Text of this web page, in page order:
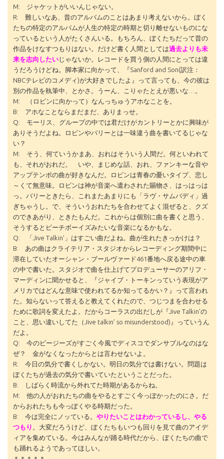
M: ジャケットがいいんじゃない。
R: 難しいなあ、昔のアルバムのことはあまり考えないから。ぼく
たちの特定のアルバムが人生の特定の時期と切り離せないものにな
っているという人がたくさんいる。もちろん、ぼくたちだって昔の
作品をけなすつもりはない。だけど書く人間としては過去よりも未
来を志向したいじゃないか。レコードを買う側の人間にとっては違
うだろうけどね。脚本家に向かって、『Sanford and Son(訳注：
NBCテレビのコメディ)が大好きでしたよ』って言っても、今の彼は
別の作品を執筆中、とかさ。うーん、こりゃたとえが悪いな…。
M: （ロビンに向かって）なんっちゅうアホなことを。
B: アホなことならまだまだ、ありまっせ。
Q: モーリス、グループの中では君だけがカントリーとかに興味が
ありそうだよね。ロビンやバリーとは一味違う曲を書いてるじゃな
い？
M: そう、何ていうかまあ、おれはそういう人間だ。何といわれて
も、それがおれだ。 いや、まじめな話、おれ、ファンキーな音や
アップテンポの曲が好きなんだ。ロビンは青春の憂いタイプ、悲し
～くて無意味。ロビンは神が音楽へ遣わされた賜物さ、はっはっは
っ。バリーときたら、これまたあまりにも「ラヴ・サムバディ」過
ぎちゃうし。で、そういうおれたちを合わせてよく混ぜると、クズ
のできあがり、ときたもんだ。これからは個別に曲を書くと思う、
そうするとビーチボーイズみたいな音楽になるかもな。
Q: 「Jive Talkin’」はすごい曲だよね。曲が生れたきっかけは？
B: あの曲はクライテリア・スタジオからレコーディング期間中に
滞在していたオーシャン・ブールヴァード461番地へ戻る途中の車
の中で書いた。スタジオで曲を仕上げてプロデューサーのアリフ・
マーディンに聞かせると、『ジャイブ・トーキンっていう表現がア
メリカではどんな意味で使われてるか知ってるかい？』って言われ
た。知らないって答えると教えてくれたので、つじつまを合わせる
ために歌詞を変えたよ。だからコーラスの出だしが『Jive Talkin’の
こと、思い違いしてた（Jive talkin’ so misunderstood)』っていうん
だよ。
Q: 今のビージーズがすごく今風でディスコでダンサブルなのはな
ぜ？ 金がなくなったからとは言わせないよ。
R: 今日の気分で書くしかない。明日の気分では書けない。問題は
ぼくたちが過去の気分で書いていたということだった。
B: しばらく時流から外れてた時期があるからね。
M: 他の人がおれたちの曲をやるとすごく今っぽかったのにさ。だ
からおれたちも今っぽくやる時期だった。
B: 今は完全にノッている。 やりたいことはわかっているし、やる
つもり
。大変だろうけど、ぼくたちもいつも回りを見て曲のアイデ
ィアを集めている。今はみんなが踊る時代だから、ぼくたちの曲で
も踊れるようであってほしい。